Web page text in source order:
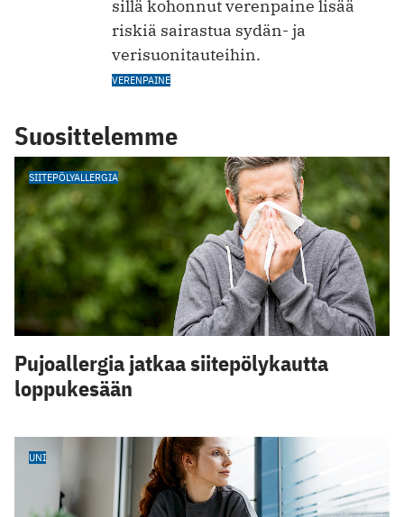
sillä kohonnut verenpaine lisää
riskiä sairastua sydän- ja
verisuonitauteihin.
VERENPAINE
Suosittelemme
SIITEPÖLYALLERGIA
Pujoallergia jatkaa siitepölykautta
loppukesään
UNI